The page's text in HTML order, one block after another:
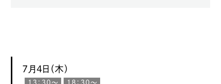
7月4日（木）
13：30〜 18：30〜